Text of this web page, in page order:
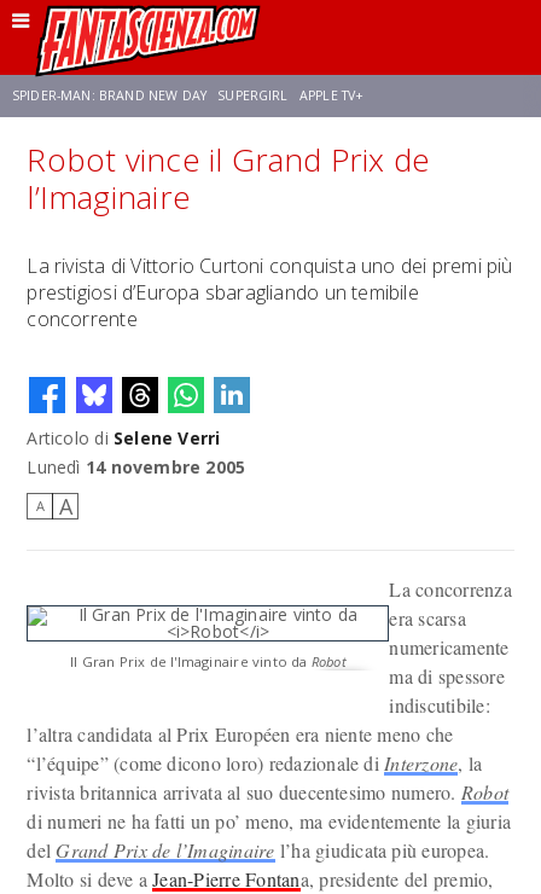
SPIDER-MAN: BRAND NEW DAY SUPERGIRL APPLE TV+
FRANCO RICCIARDIELLO ZENDAYA STAR TREK AVENGERS: DOOMSDAY
Robot vince il Grand Prix de
l’Imaginaire
La rivista di Vittorio Curtoni conquista uno dei premi più
prestigiosi d’Europa sbaragliando un temibile
concorrente
Articolo di Selene Verri
Lunedì 14 novembre 2005
A A
Il Gran Prix de l'Imaginaire vinto da Robot
La concorrenza
era scarsa
numericamente
ma di spessore
indiscutibile:
l’altra candidata al Prix Européen era niente meno che
“l’équipe” (come dicono loro) redazionale di Interzone, la
rivista britannica arrivata al suo duecentesimo numero. Robot
di numeri ne ha fatti un po’ meno, ma evidentemente la giuria
del Grand Prix de l’Imaginaire l’ha giudicata più europea.
Molto si deve aJean-Pierre Fontana, presidente del premio,